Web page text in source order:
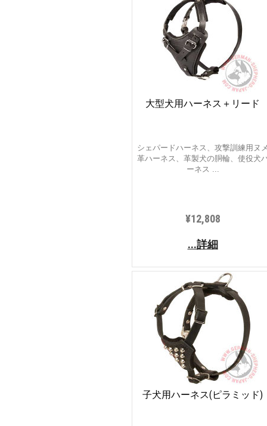
大型犬用ハーネス＋リード
シェパードハーネス、攻撃訓練用ヌ
革ハーネス、革製犬の胴輪、使役犬
ーネス ...
¥12,808
...詳細
子犬用ハーネス(ピラミッド)